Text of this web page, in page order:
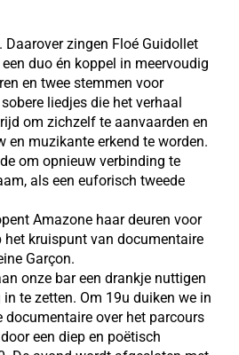
Daarover zingen Floé Guidollet
duo én koppel in meervoudig
en twee stemmen voor
liedjes die het verhaal
om zichzelf te aanvaarden en
en muzikante erkend te worden.
om opnieuw verbinding te
als een euforisch tweede
Amazone haar deuren voor
het kruispunt van documentaire
Garçon.
onze bar een drankje nuttigen
te zetten. Om 19u duiken we in
documentaire over het parcours
een diep en poëtisch